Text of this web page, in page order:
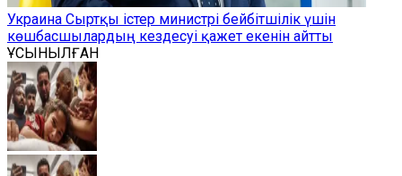
Украина Сыртқы істер министрі бейбітшілік үшін
көшбасшылардың кездесуі қажет екенін айтты
ҰСЫНЫЛҒАН